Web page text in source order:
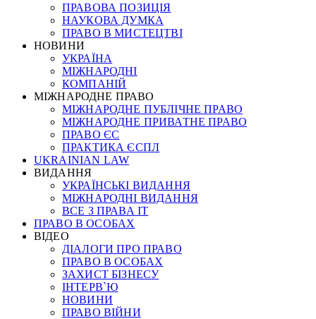
ПРАВОВА ПОЗИЦІЯ
НАУКОВА ДУМКА
ПРАВО В МИСТЕЦТВІ
НОВИНИ
УКРАЇНА
МІЖНАРОДНІ
КОМПАНІЙ
МІЖНАРОДНЕ ПРАВО
МІЖНАРОДНЕ ПУБЛІЧНЕ ПРАВО
МІЖНАРОДНЕ ПРИВАТНЕ ПРАВО
ПРАВО ЄС
ПРАКТИКА ЄСПЛ
UKRAINIAN LAW
ВИДАННЯ
УКРАЇНСЬКІ ВИДАННЯ
МІЖНАРОДНІ ВИДАННЯ
ВСЕ З ПРАВА ІТ
ПРАВО В ОСОБАХ
ВІДЕО
ДІАЛОГИ ПРО ПРАВО
ПРАВО В ОСОБАХ
ЗАХИСТ БІЗНЕСУ
ІНТЕРВ`Ю
НОВИНИ
ПРАВО ВІЙНИ